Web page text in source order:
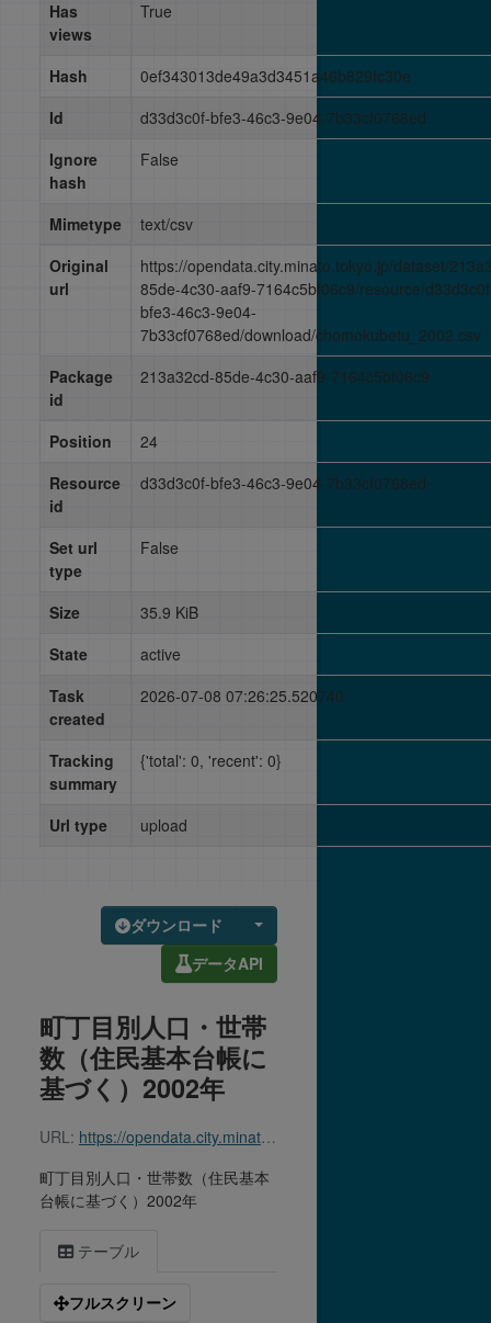
ダウンロード
データAPI
町丁目別人口・世帯
数（住民基本台帳に
基づく）2002年
URL: https://opendata.city.minato.tokyo.jp/dataset/213a32cd-85de-4c30-aaf9-7164c5bf06c9/resource/d33d3c0f-bfe3-46c3-9e04-7b33cf0768ed/download/chomokubetu_2002.csv
町丁目別人口・世帯数（住民基本
台帳に基づく）2002年
テーブル
フルスクリーン
Has
views
True
Hash
0ef343013de49a3d3451a46b829fc30e
Id
d33d3c0f-bfe3-46c3-9e04-7b33cf0768ed
Ignore
hash
False
Mimetype
text/csv
Original
url
https://opendata.city.minato.tokyo.jp/dataset/
85de-4c30-aaf9-7164c5bf06c9/resource/
bfe3-46c3-9e04-
7b33cf0768ed/download/chomokubetu_2002.csv
Package
id
213a32cd-85de-4c30-aaf9-7164c5bf06c9
Position
24
Resource
id
d33d3c0f-bfe3-46c3-9e04-7b33cf0768ed
Set url
type
False
Size
35.9 KiB
State
active
Task
created
2026-07-08 07:26:25.520740
Tracking
summary
{'total': 0, 'recent': 0}
Url type upload